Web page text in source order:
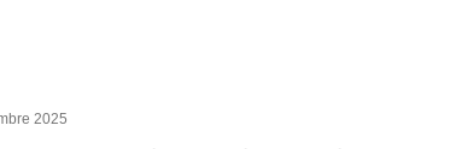
2025